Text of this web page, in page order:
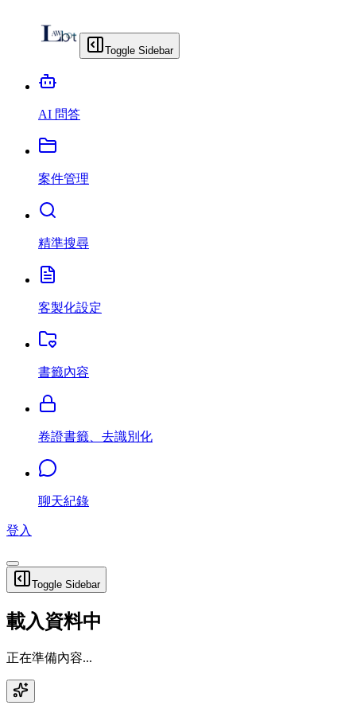
Toggle Sidebar
AI 問答
案件管理
精準搜尋
客製化設定
書籤內容
卷證書籤、去識別化
聊天紀錄
登入
Toggle Sidebar
載入資料中
正在準備內容...